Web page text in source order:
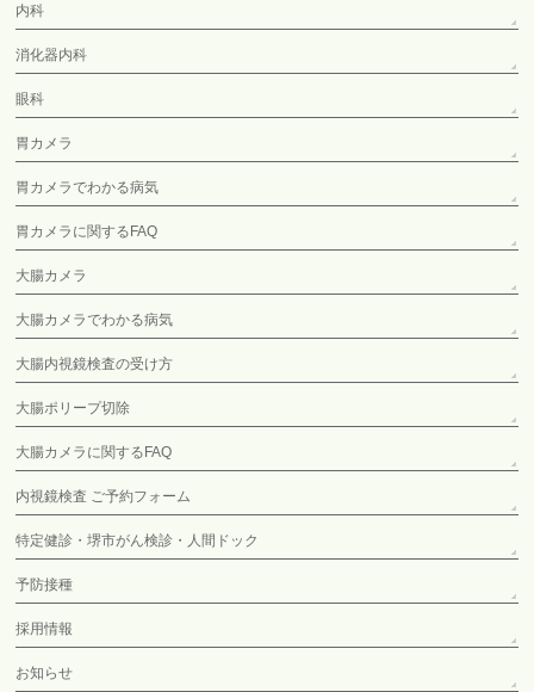
内科
消化器内科
眼科
胃カメラ
胃カメラでわかる病気
胃カメラに関するFAQ
大腸カメラ
大腸カメラでわかる病気
大腸内視鏡検査の受け方
大腸ポリープ切除
大腸カメラに関するFAQ
内視鏡検査 ご予約フォーム
特定健診・堺市がん検診・人間ドック
予防接種
採用情報
お知らせ